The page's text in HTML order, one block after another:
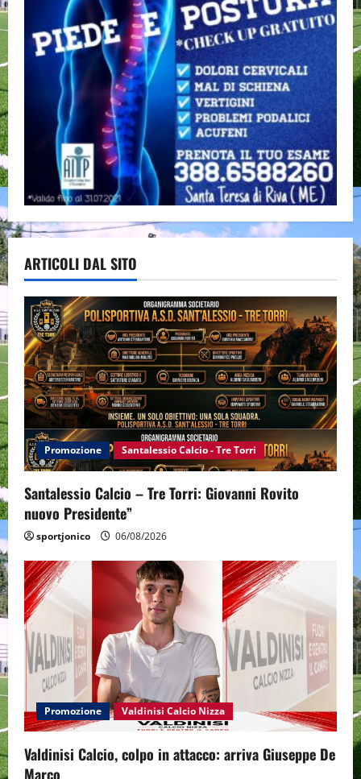
ARTICOLI DAL SITO
Promozione Santalessio Calcio - Tre Torri
Santalessio Calcio – Tre Torri: Giovanni Rovito
nuovo Presidente”
sportjonico 06/08/2026
Promozione Valdinisi Calcio Nizza
Valdinisi Calcio, colpo in attacco: arriva Giuseppe De
Marco